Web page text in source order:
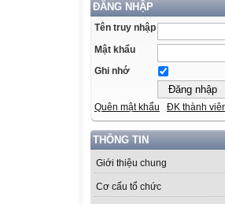
ĐĂNG NHẬP
Tên truy nhập
Mật khẩu
Ghi nhớ
Quên mật khẩu ĐK thành
THÔNG TIN
Giới thiệu chung
Cơ cấu tổ chức